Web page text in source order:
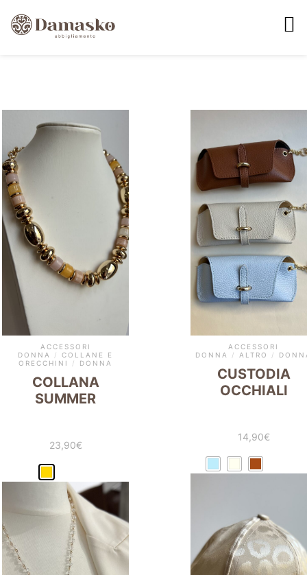
ACCESSORI
DONNA
/ ALTRO /
CUSTODIA
OCCHIALI
14,90€
ACCESSORI
DONNA
/
COLLANE E
ORECCHINI
/ DONNA
COLLANA
SUMMER
23,90€